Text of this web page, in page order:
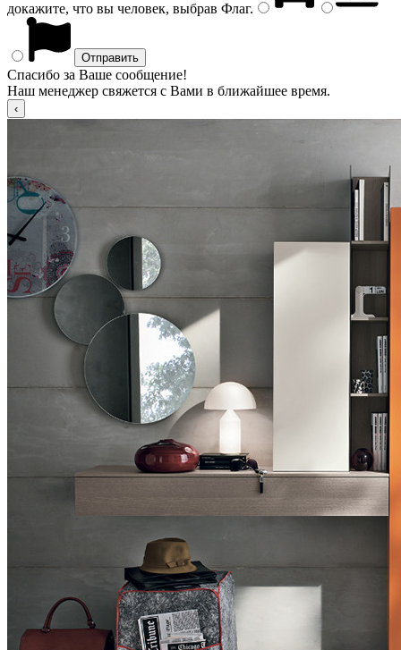
докажите, что вы человек, выбрав Флаг.
Спасибо за Ваше сообщение!
Наш менеджер свяжется с Вами в ближайшее время.